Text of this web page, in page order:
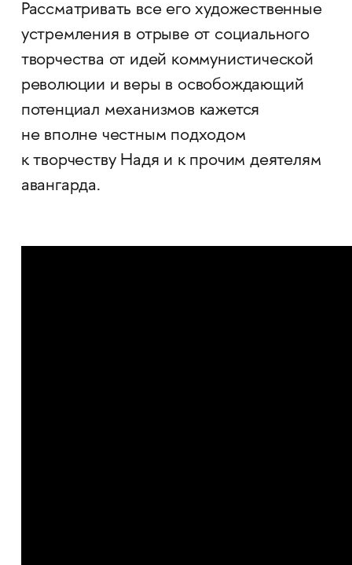
Рассматривать все его художественные
устремления в отрыве от социального
творчества от идей коммунистической
революции и веры в освобождающий
потенциал механизмов кажется
не вполне честным подходом
к творчеству Надя и к прочим деятелям
авангарда.